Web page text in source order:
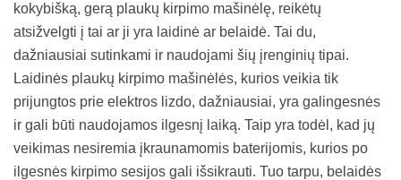
kokybišką, gerą plaukų kirpimo mašinėlę, reikėtų
atsižvelgti į tai ar ji yra laidinė ar belaidė. Tai du,
dažniausiai sutinkami ir naudojami šių įrenginių tipai.
Laidinės plaukų kirpimo mašinėlės, kurios veikia tik
prijungtos prie elektros lizdo, dažniausiai, yra galingesnės
ir gali būti naudojamos ilgesnį laiką. Taip yra todėl, kad jų
veikimas nesiremia įkraunamomis baterijomis, kurios po
ilgesnės kirpimo sesijos gali išsikrauti. Tuo tarpu, belaidės